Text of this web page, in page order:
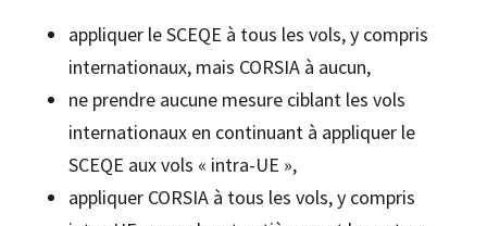
appliquer le SCEQE à tous les vols, y compris
internationaux, mais CORSIA à aucun,
ne prendre aucune mesure ciblant les vols
internationaux en continuant à appliquer le
SCEQE aux vols « intra-UE »,
appliquer CORSIA à tous les vols, y compris